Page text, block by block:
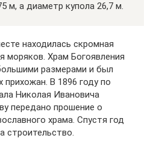
м, а диаметр купола 26,7 м.
находилась скромная
моряков. Храм Богоявления
размерами и был
прихожан. В 1896 году по
Николая Ивановича
передано прошение о
храма. Спустя год
строительство.